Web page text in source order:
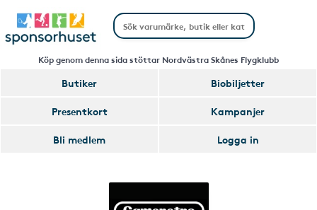
Köp genom denna sida stöttar Nordvästra Skånes Flygklubb
Butiker
Biobiljetter
Presentkort
Kampanjer
Bli medlem
Logga in